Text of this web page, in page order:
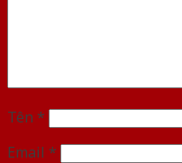
Tên *
Email *